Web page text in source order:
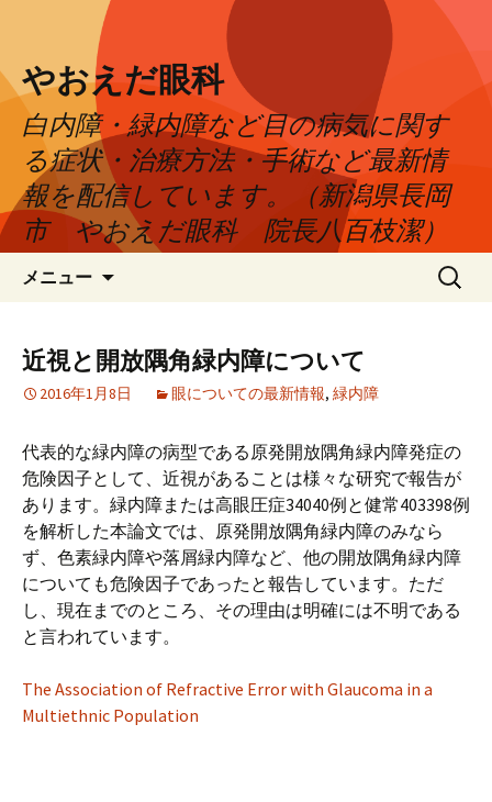
やおえだ眼科
白内障・緑内障など目の病気に関す
る症状・治療方法・手術など最新情
報を配信しています。（新潟県長岡
市 やおえだ眼科 院長八百枝潔）
メニュー
ン
ツ
へ
キ
ッ
プ
検
索:
近視と開放隅角緑内障について
2016年1月8日 眼についての最新情報, 緑内障
代表的な緑内障の病型である原発開放隅角緑内障発症の
危険因子として、近視があることは様々な研究で報告が
あります。緑内障または高眼圧症34040例と健常403398例
を解析した本論文では、原発開放隅角緑内障のみなら
ず、色素緑内障や落屑緑内障など、他の開放隅角緑内障
についても危険因子であったと報告しています。ただ
し、現在までのところ、その理由は明確には不明である
と言われています。
The Association of Refractive Error with Glaucoma in a
Multiethnic Population